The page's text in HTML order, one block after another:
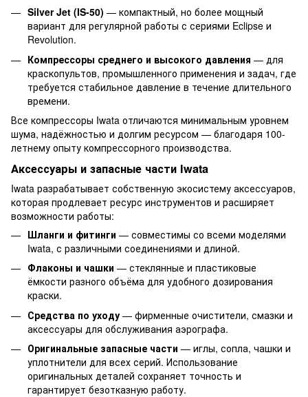
Silver Jet (IS-50) — компактный, но более мощный
вариант для регулярной работы с сериями Eclipse и
Revolution.
Компрессоры среднего и высокого давления — для
краскопультов, промышленного применения и задач, где
требуется стабильное давление в течение длительного
времени.
Все компрессоры Iwata отличаются минимальным уровнем
шума, надёжностью и долгим ресурсом — благодаря 100-
летнему опыту компрессорного производства.
Аксессуары и запасные части Iwata
Iwata разрабатывает собственную экосистему аксессуаров,
которая продлевает ресурс инструментов и расширяет
возможности работы:
Шланги и фитинги — совместимы со всеми моделями
Iwata, с различными соединениями и длиной.
Флаконы и чашки — стеклянные и пластиковые
ёмкости разного объёма для удобного дозирования
краски.
Средства по уходу — фирменные очистители, смазки и
аксессуары для обслуживания аэрографа.
Оригинальные запасные части — иглы, сопла, чашки и
уплотнители для всех серий. Использование
оригинальных деталей сохраняет точность и
гарантирует безотказную работу.